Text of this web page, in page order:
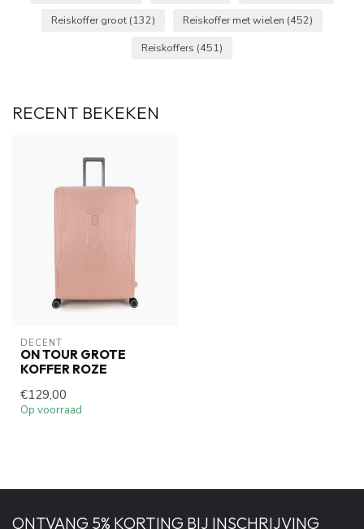
Reiskoffer groot (132) Reiskoffer met wielen (452)
Reiskoffers (451)
RECENT BEKEKEN
DECENT
ON TOUR GROTE
KOFFER ROZE
€129,00
Op voorraad
ONTVANG 5% KORTING BIJ INSCHRIJVING